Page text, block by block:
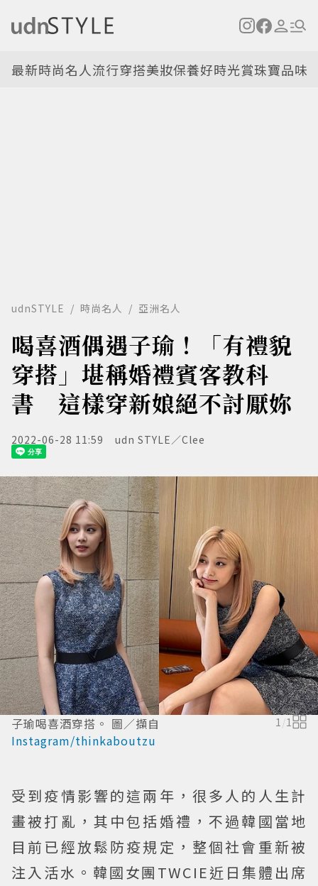
最新時尚名人流行穿搭美妝保養好時光賞珠寶品味
udnSTYLE 時尚名人 亞洲名人
喝喜酒偶遇子瑜！「有禮貌
穿搭」堪稱婚禮賓客教科
書 這樣穿新娘絕不討厭妳
2022-06-28 11:59 udn STYLE／Clee
子瑜喝喜酒穿搭。 圖／擷自
Instagram/thinkaboutzu
1/1
受到疫情影響的這兩年，很多人的人生計
畫被打亂，其中包括婚禮，不過韓國當地
目前已經放鬆防疫規定，整個社會重新被
注入活水。韓國女團TWCIE近日集體出席